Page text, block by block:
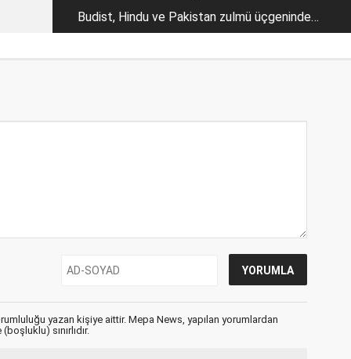
Budist, Hindu ve Pakistan zulmü üçgeninde
Güney Asya Müslümanları
yazan kişiye aittir. Mepa News, yapılan yorumlardan
sınırlıdır.